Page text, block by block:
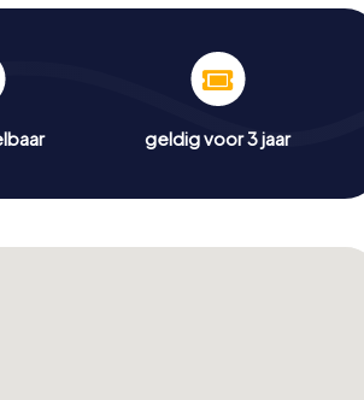
geldig voor 3 jaar